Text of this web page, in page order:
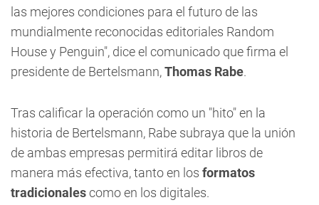
las mejores condiciones para el futuro de las
mundialmente reconocidas editoriales Random
House y Penguin", dice el comunicado que firma el
presidente de Bertelsmann,Thomas Rabe.
Tras calificar la operación como un "hito" en la
historia de Bertelsmann, Rabe subraya que la unión
de ambas empresas permitirá editar libros de
manera más efectiva, tanto en los formatos
tradicionalescomo en los digitales.